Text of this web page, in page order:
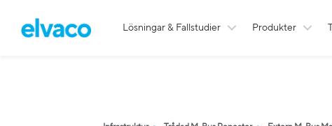
Lösningar & Fallstudier Produkter